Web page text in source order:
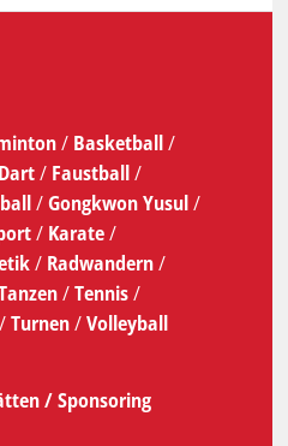
/ Basketball/
Dart/ Faustball/
/Gongkwon Yusul/
/ Karate/
/ Radwandern/
/Tennis/
Turnen/Volleyball
/Sponsoring